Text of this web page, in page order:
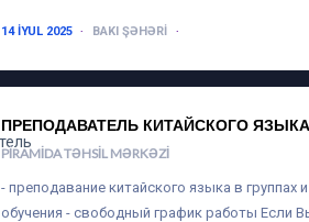
14 IYUL 2025 BAKI ŞƏHƏRI
ПРЕПОДАВАТЕЛЬ КИТАЙСКОГО ЯЗЫКА
PIRAMIDA TƏHSIL MƏRKƏZI
- преподавание китайского языка в
обучения - свободный график работы Если